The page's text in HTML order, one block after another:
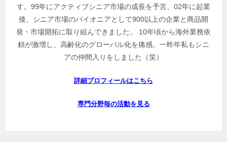
す。99年にアクティブシニア市場の成長を予言、02年に起業
後、シニア市場のパイオニアとして900以上の企業と商品開
発・市場開拓に取り組んできました。 10年頃から海外業務依
頼が激増し、高齢化のグローバル化を痛感。一昨年私もシニ
アの仲間入りをしました（笑）
詳細プロフィールはこちら
専門分野毎の活動を見る